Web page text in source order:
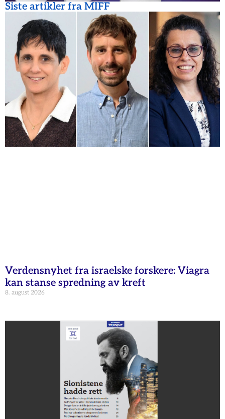
Siste artikler fra MIFF
Verdensnyhet fra israelske forskere: Viagra
kan stanse spredning av kreft
8. august 2026